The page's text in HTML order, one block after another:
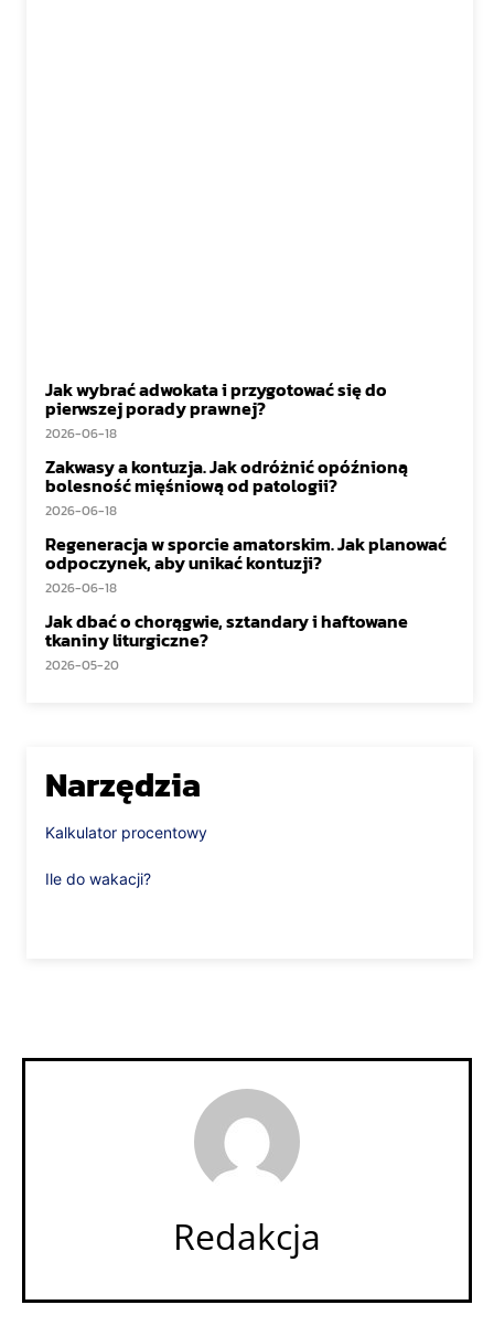
Jak wybrać adwokata i przygotować się do
pierwszej porady prawnej?
2026-06-18
Zakwasy a kontuzja. Jak odróżnić opóźnioną
bolesność mięśniową od patologii?
2026-06-18
Regeneracja w sporcie amatorskim. Jak planować
odpoczynek, aby unikać kontuzji?
2026-06-18
Jak dbać o chorągwie, sztandary i haftowane
tkaniny liturgiczne?
2026-05-20
Narzędzia
Kalkulator procentowy
Ile do wakacji?
Redakcja